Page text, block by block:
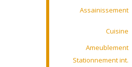
Assainissement
Cuisine
Ameublement
Stationnement int.